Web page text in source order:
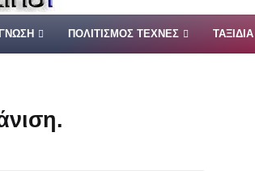
ΠΟΛΙΤΙΣΜΟΣ ΤΕΧΝΕΣ ΤΑΞΙΔΙΑ